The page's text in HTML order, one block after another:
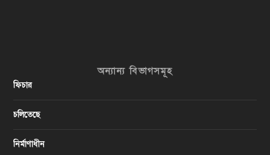
অন্যান্য বিভাগসমূহ
ফিচার
চলিতেছে
নির্মাণাধীন